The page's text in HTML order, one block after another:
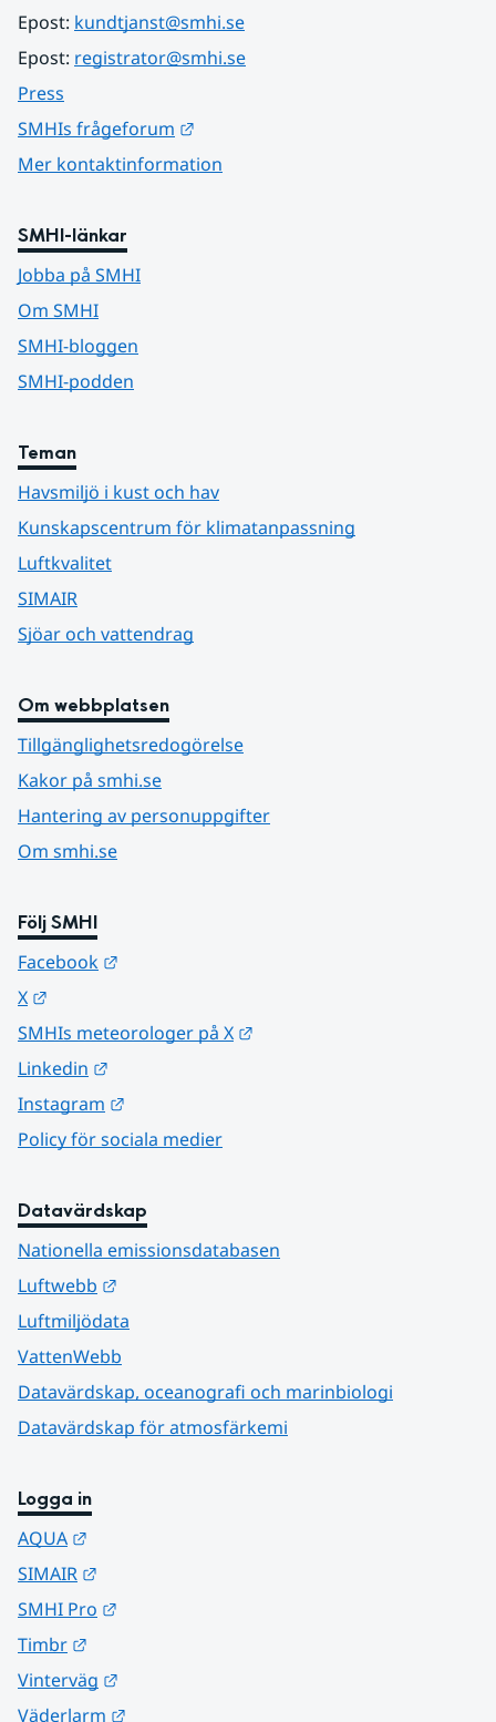
Epost: kundtjanst@smhi.se
Epost: registrator@smhi.se
Press
SMHIs frågeforum
Mer kontaktinformation
SMHI-länkar
Jobba på SMHI
Om SMHI
SMHI-bloggen
SMHI-podden
Teman
Havsmiljö i kust och hav
Kunskapscentrum för klimatanpassning
Luftkvalitet
SIMAIR
Sjöar och vattendrag
Om webbplatsen
Tillgänglighetsredogörelse
Kakor på smhi.se
Hantering av personuppgifter
Om smhi.se
Följ SMHI
Facebook
X
SMHIs meteorologer på X
Linkedin
Instagram
Policy för sociala medier
Datavärdskap
Nationella emissionsdatabasen
Luftwebb
Luftmiljödata
VattenWebb
Datavärdskap, oceanografi och marinbiologi
Datavärdskap för atmosfärkemi
Logga in
AQUA
SIMAIR
SMHI Pro
Timbr
Vinterväg
Väderlarm